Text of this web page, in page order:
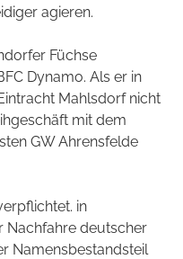
agieren.
Füchse
Dynamo. Als er in
Mahlsdorf nicht
mit dem
GW Ahrensfelde
in
Nachfahre deutscher
Namensbestandsteil